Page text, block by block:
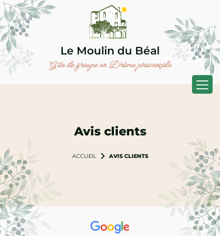
Le Moulin du Béal
Gîte de groupe en Drôme provençale
Avis clients
AVIS CLIENTS
Panneau de gestion des cookies